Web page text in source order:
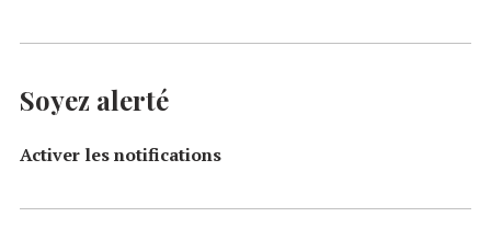
Soyez alerté
Activer les notifications